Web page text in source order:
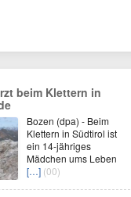
beim Klettern in
Bozen (dpa) - Beim
Klettern in Südtirol ist
ein 14-jähriges
Mädchen ums Leben
[…] (00)